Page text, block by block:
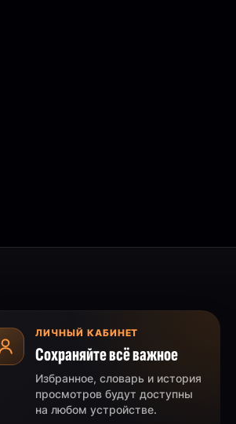
ЛИЧНЫЙ КАБИНЕТ
Сохраняйте всё важное
Избранное, словарь и история
просмотров будут доступны
на любом устройстве.